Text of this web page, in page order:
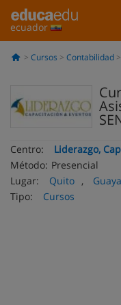
ecuador
Cursos Contabilidad
Centro:
Liderazgo,
Método: Presencial
Lugar:
Quito ,
Tipo:
Cursos